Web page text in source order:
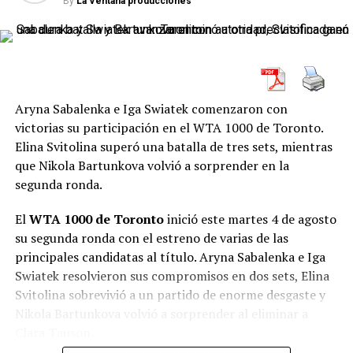
Gabriela Knutson controló a Sofia
Gabriela Knutson venció a Sofia Costoulas por 6-2 y
6-4. La checa construyó su clasificación a partir de un
primer set dominante y supo contener la reacción de la
belga durante el segundo.
Costoulas elevó su resistencia en el último parcial, pero
Knutson conservó la diferencia necesaria para resolver
el partido en sets consecutivos.
El cruce de octavos entreKnutson y Seidelserá uno de
los más atractivos de la próxima jornada: enfrentará a
una jugadora que llega sin perder sets contra la segunda
preclasificada del torneo.
Ver esta publicación en Instagram
Aryna Sabalenka e Iga Swiatek comenzaron con
victorias su participación en el WTA 1000 de Toronto.
Elina Svitolina superó una batalla de tres sets, mientras
que Nikola Bartunkova volvió a sorprender en la
segunda ronda.
ElWTA 1000 de Torontoinició este martes 4 de agosto
su segunda ronda con el estreno de varias de las
principales candidatas al título. Aryna Sabalenka e Iga
Swiatek resolvieron sus compromisos en dos sets, Elina
Svitolina sobrevivió a un partido de enorme desgaste y